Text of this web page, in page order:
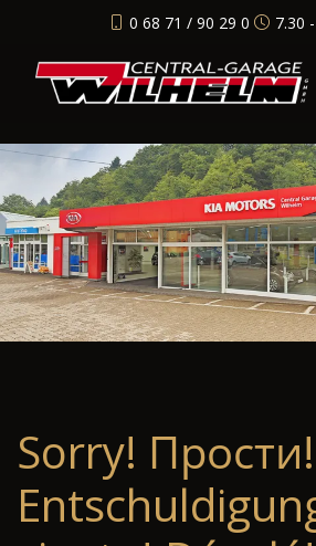
0 68 71 / 90 29 0 7.30
Sorry! Прости!